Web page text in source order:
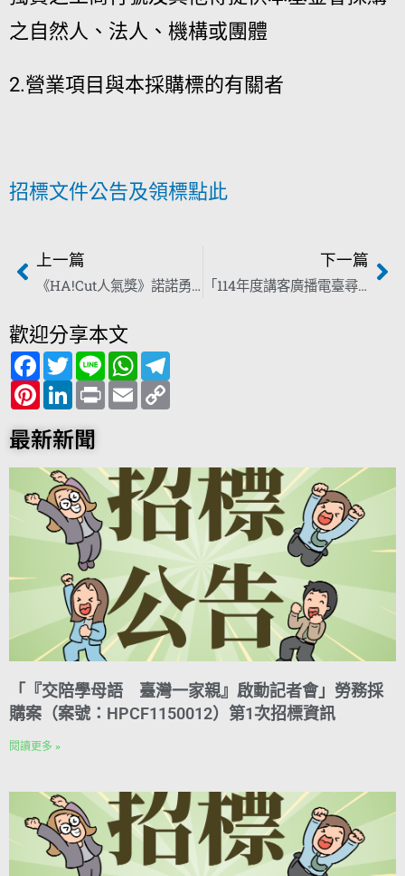
之自然人、法人、機構或團體
2.營業項目與本採購標的有關者
招標文件公告及領標點此
上一篇
《HA!Cut人氣獎》諾諾勇奪人氣第一 3人分獲評審團獎
下一篇
「114年度講客廣播電臺尋味時刻節目錄製暨影像拍攝」勞務採購案（案號：HPCF1130031）第1次招標資訊
歡迎分享本文
F
a
c
e
b
o
o
T
w
i
t
t
e
r
L
i
n
e
W
h
a
t
s
P
i
n
t
e
e
s
t
L
i
n
k
e
I
n
P
r
i
E
m
a
n
k
最新新聞
「『交陪學母語 臺灣一家親』啟動記者會」勞務採
購案（案號：HPCF1150012）第1次招標資訊
閱讀更多 »